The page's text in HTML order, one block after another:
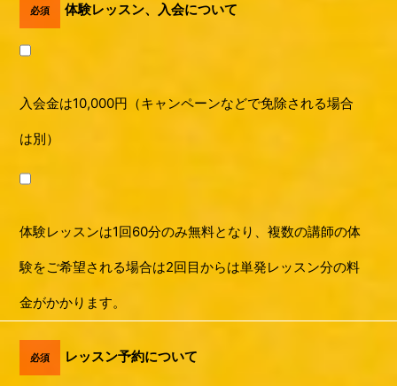
必須 体験レッスン、入会について
入会金は10,000円（キャンペーンなどで免除される場合
は別）
体験レッスンは1回60分のみ無料となり、複数の講師の体
験をご希望される場合は2回目からは単発レッスン分の料
金がかかります。
必須 レッスン予約について